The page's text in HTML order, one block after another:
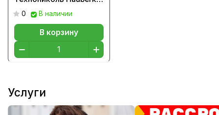
цвет Мраморный
0 В наличии
В корзину
Услуги